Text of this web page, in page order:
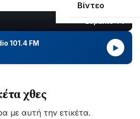
Βίντεο
101.4 FM
▶
χθες
με αυτή την ετικέτα.